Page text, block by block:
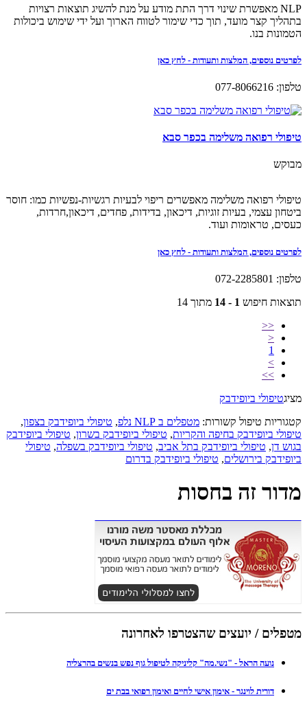
NLP מאפשרת שינוי דרך התת מודע על מנת להשיג תוצאות רצויות
בתהליך קצר מועד, תוך כדי שימור לטווח הארוך ועל ידי שימוש ביכולות
הטמונות בנו.
לפרטים נוספים, המלצות ותעודות - לחץ כאן
טלפון: 077-8066216
טיפולי רפואה משלימה בכפר סבא
מבוקש
טיפולי רפואה משלימה מאפשרים ריפוי לבעיות רגשיות-נפשיות כמו: חוסר
ביטחון עצמי, בעיות זוגיות, דיכאון, בדידות, פחדים, דיכאון,חרדות,
כעסים, טראומות ועוד.
לפרטים נוספים, המלצות ותעודות - לחץ כאן
טלפון: 072-2285801
תוצאות חיפוש 1 - 14
מתוך 14
<<
<
1
>
>>
מציגטיפולי ביופידבק
קטגוריות טיפול קשורות: מטפלים ב NLP נלפ , טיפולי ביופידבק בצפון,
טיפולי ביופידבק בחיפה והקריות, טיפולי ביופידבק בשרון, טיפולי ביופידבק
בגוש דן, טיפולי ביופידבק בתל אביב, טיפולי ביופידבק בשפלה, טיפולי
ביופידבק בירושלים, טיפולי ביופידבק בדרום
מדור זה בחסות
מטפלים / יועצים שהצטרפו לאחרונה
נועה הראל - "נשי.מה" קליניקה לטיפול גוף נפש בנשים בהרצליה
דורית לוינגר - אימון אישי לחיים ואימון רפואי בבת ים